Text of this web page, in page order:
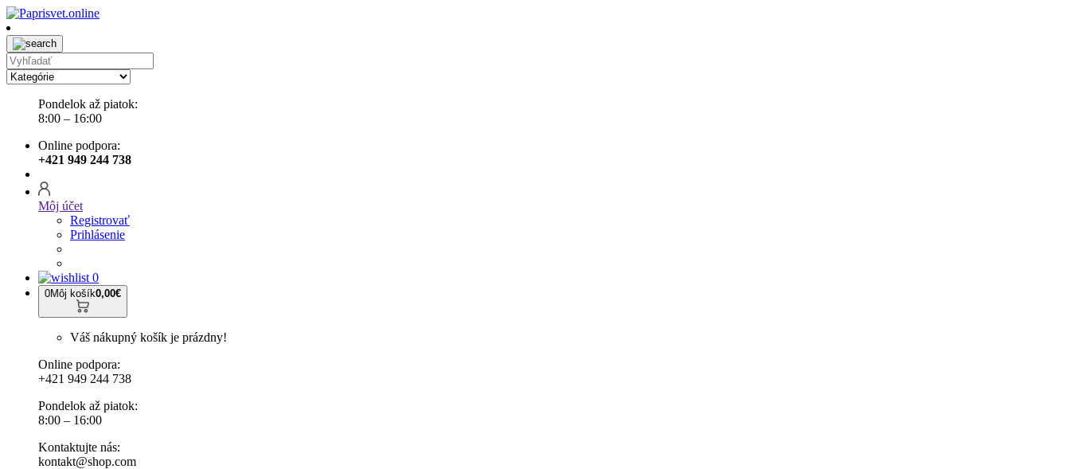
Pondelok až piatok:
8:00 – 16:00
Online podpora:
+421 949 244 738
Môj účet
Registrovať
Prihlásenie
0
0Môj košík0,00€
Váš nákupný košík je prázdny!
Online podpora:
+421 949 244 738
Pondelok až piatok:
8:00 – 16:00
Kontaktujte nás:
kontakt@shop.com